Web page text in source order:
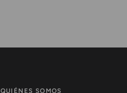
QUIÉNES SOMOS